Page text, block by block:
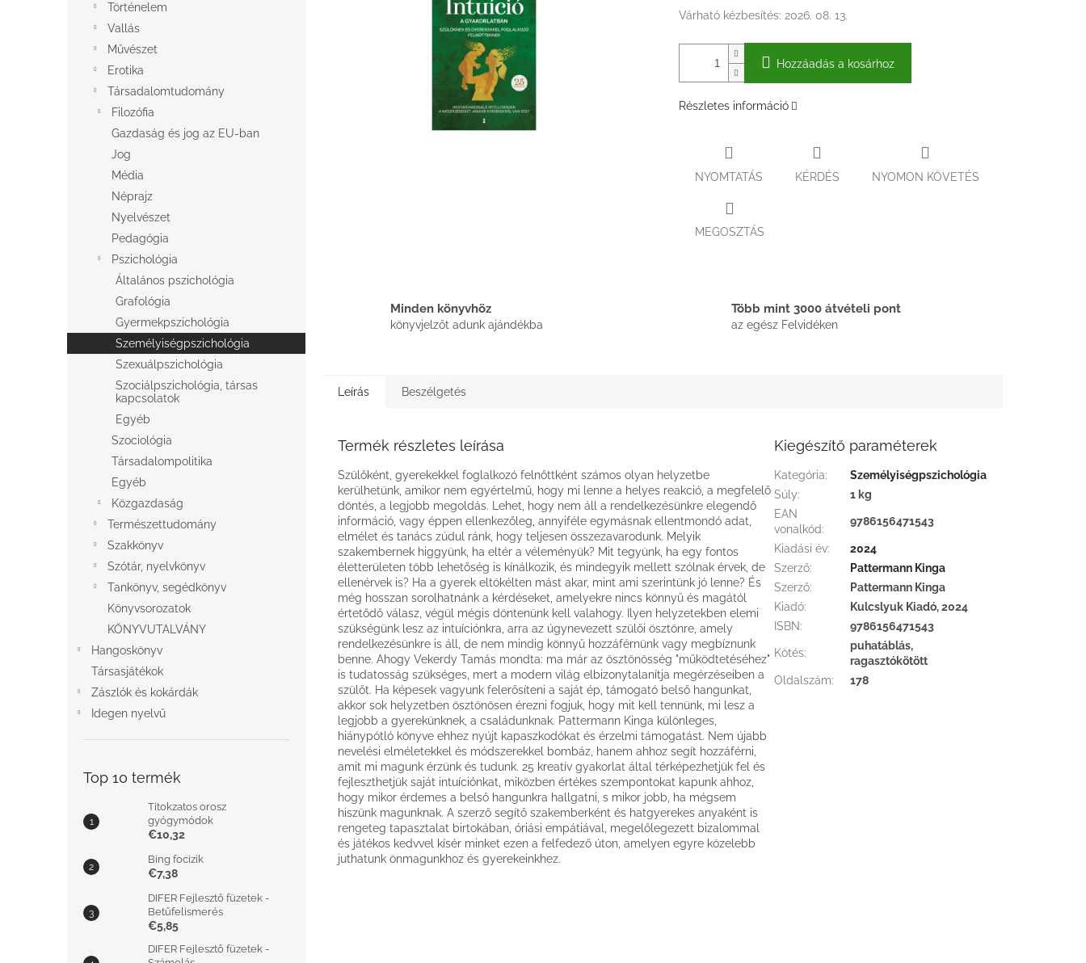
Történelem
Vallás
Művészet
Erotika
Társadalomtudomány
Filozófia
Gazdaság és jog az EU-ban
Jog
Média
Néprajz
Nyelvészet
Pedagógia
Pszichológia
Általános pszichológia
Grafológia
Gyermekpszichológia
Személyiségpszichológia
Szexuálpszichológia
Szociálpszichológia, társas
kapcsolatok
Egyéb
Szociológia
Társadalompolitika
Egyéb
Közgazdaság
Természettudomány
Szakkönyv
Szótár, nyelvkönyv
Tankönyv, segédkönyv
Könyvsorozatok
KÖNYVUTALVÁNY
Hangoskönyv
Társasjátékok
Zászlók és kokárdák
Idegen nyelvű
Top 10 termék
Titokzatos orosz
gyógymódok
€10,32
Bing focizik
€7,38
DIFER Fejlesztő füzetek -
Betűfelismerés
€5,85
DIFER Fejlesztő füzetek -
Várható kézbesítés: 2026. 08. 13.
Hozzáadás a kosárhoz
Részletes információ
NYOMTATÁS KÉRDÉS NYOMON KÖVETÉS
MEGOSZTÁS
Minden könyvhöz
könyvjelzőt adunk ajándékba
Több mint 3000 átvételi pont
az egész Felvidéken
Leírás Beszélgetés
Termék részletes leírása
Szülőként, gyerekekkel foglalkozó felnőttként számos olyan helyzetbe
kerülhetünk, amikor nem egyértelmű, hogy mi lenne a helyes reakció, a megfelelő
döntés, a legjobb megoldás. Lehet, hogy nem áll a rendelkezésünkre elegendő
információ, vagy éppen ellenkezőleg, annyiféle egymásnak ellentmondó adat,
elmélet és tanács zúdul ránk, hogy teljesen összezavarodunk. Melyik
szakembernek higgyünk, ha eltér a véleményük? Mit tegyünk, ha egy fontos
életterületen több lehetőség is kínálkozik, és mindegyik mellett szólnak érvek, de
ellenérvek is? Ha a gyerek eltökélten mást akar, mint ami szerintünk jó lenne? És
még hosszan sorolhatnánk a kérdéseket, amelyekre nincs könnyű és magától
értetődő válasz, végül mégis döntenünk kell valahogy. Ilyen helyzetekben elemi
szükségünk lesz az intuíciónkra, arra az úgynevezett szülői ösztönre, amely
rendelkezésünkre is áll, de nem mindig könnyű hozzáférnünk vagy megbíznunk
benne. Ahogy Vekerdy Tamás mondta: ma már az ösztönösség "működtetéséhez"
is tudatosság szükséges, mert a modern világ elbizonytalanítja megérzéseiben a
szülőt. Ha képesek vagyunk felerősíteni a saját ép, támogató belső hangunkat,
akkor sok helyzetben ösztönösen érezni fogjuk, hogy mit kell tennünk, mi lesz a
legjobb a gyerekünknek, a családunknak. Pattermann Kinga különleges,
hiánypótló könyve ehhez nyújt kapaszkodókat és érzelmi támogatást. Nem újabb
nevelési elméletekkel és módszerekkel bombáz, hanem ahhoz segít hozzáférni,
amit mi magunk érzünk és tudunk. 25 kreatív gyakorlat által térképezhetjük fel és
fejleszthetjük saját intuíciónkat, miközben értékes szempontokat kapunk ahhoz,
hogy mikor érdemes a belső hangunkra hallgatni, s mikor jobb, ha mégsem
hiszünk magunknak. A szerző segítő szakemberként és hatgyerekes anyaként is
rengeteg tapasztalat birtokában, óriási empátiával, megelőlegezett bizalommal
és játékos kedvvel kísér minket ezen a felfedező úton, amelyen egyre közelebb
juthatunk önmagunkhoz és gyerekeinkhez.
Kiegészítő paraméterek
Kategória:
Személyiségpszichológia
Súly:
1 kg
EAN
vonalkód:
9786156471543
Kiadási év:
2024
Szerző:
Pattermann Kinga
Szerző:
Pattermann Kinga
Kiadó:
Kulcslyuk Kiadó, 2024
ISBN: 9786156471543
Kötés:
puhatáblás,
ragasztókötött
Oldalszám: 178